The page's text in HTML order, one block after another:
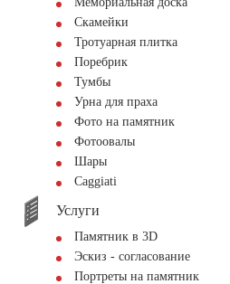
Скамейки
Тротуарная плитка
Поребрик
Тумбы
Урна для праха
Фото на памятник
Фотоовалы
Шары
Сaggiati
Услуги
Памятник в 3D
Эскиз - согласование
Портреты на памятник